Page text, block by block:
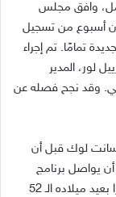
وافق مجلس
أسبوع من تسجيل
جديدة تمامًا. تم إجراء
لور، المدير
وقد نجح فصله عن
سانت لوك قبل أن
المتوقع أن يواصل برنامج
إعادة التأهيل كجزء من شفائه. احتفل رودريغيز مؤخرًا بعيد ميلاده الـ 52